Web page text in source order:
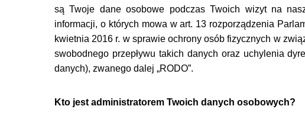
są Twoje dane osobowe podczas Twoich wizyt na
informacji, o których mowa w art. 13 rozporządzenia
kwietnia 2016 r. w sprawie ochrony osób fizycznych w
swobodnego przepływu takich danych oraz uchylenia
danych), zwanego dalej „RODO”.
Kto jest administratorem Twoich danych osobowych?